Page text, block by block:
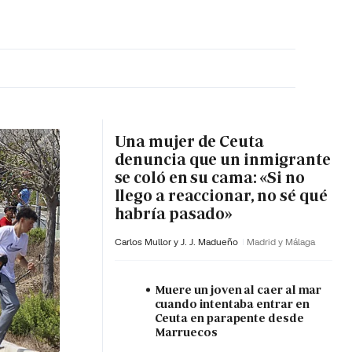
Una mujer de Ceuta
denuncia que un inmigrante
se coló en su cama: «Si no
llego a reaccionar, no sé qué
habría pasado»
Carlos Mullor y J. J. Madueño Madrid y Málaga
Muere un joven al caer al mar
cuando intentaba entrar en
Ceuta en parapente desde
Marruecos